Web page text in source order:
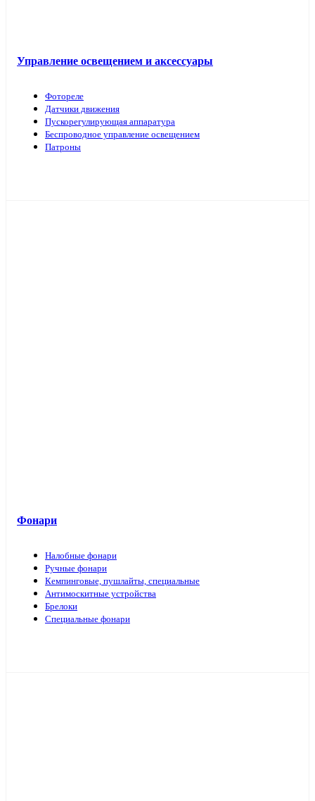
Управление освещением и аксессуары
Фотореле
Датчики движения
Пускорегулирующая аппаратура
Беспроводное управление освещением
Патроны
Фонари
Налобные фонари
Ручные фонари
Кемпинговые, пушлайты, специальные
Антимоскитные устройства
Брелоки
Специальные фонари